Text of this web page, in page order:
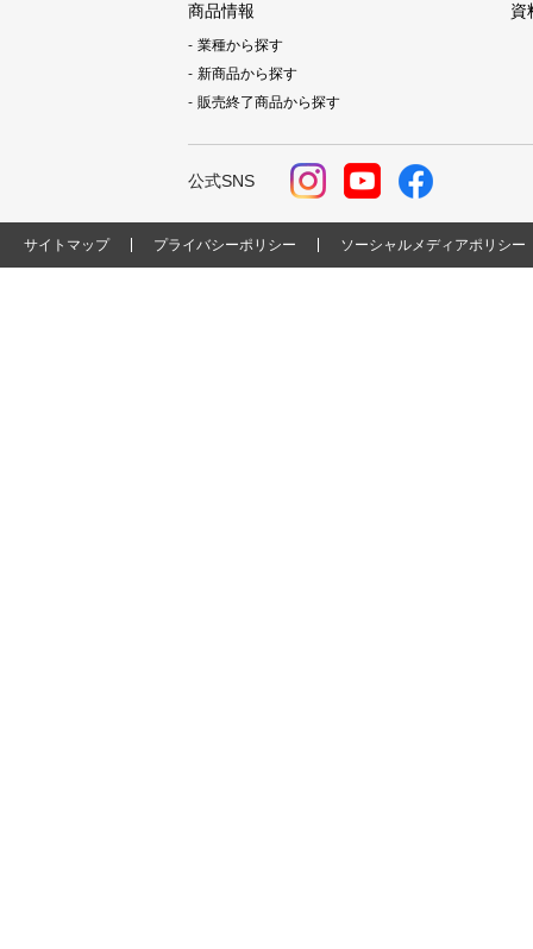
商品情報
業種から探す
新商品から探す
販売終了商品から探す
資
公式SNS
サイトマップ プライバシーポリシー ソーシャルメディアポリシー